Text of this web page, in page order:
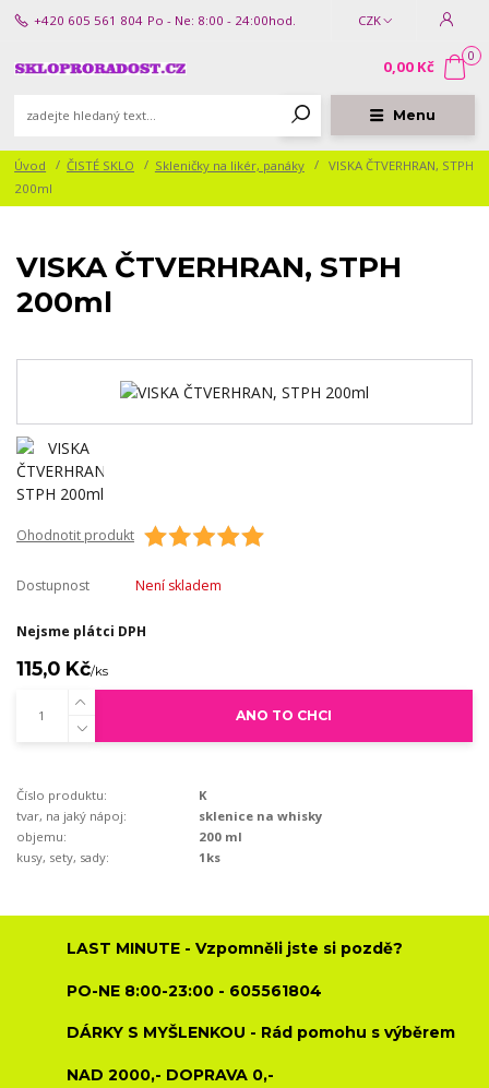
Menu
CZK
+420 605 561 804 Po - Ne: 8:00 - 24:00hod.
0
0,00 Kč
Úvod ČISTÉ SKLO Skleničky na likér, panáky
VISKA ČTVERHRAN, STPH
200ml
VISKA ČTVERHRAN, STPH
200ml
Ohodnotit produkt
Dostupnost Není skladem
Nejsme plátci DPH
115,0 Kč/ks
ANO TO CHCI
Číslo produktu:
K
tvar, na jaký nápoj:
sklenice na whisky
objemu:
200 ml
kusy, sety, sady:
1ks
LAST MINUTE - Vzpomněli jste si pozdě?
PO-NE 8:00-23:00 - 605561804
DÁRKY S MYŠLENKOU - Rád pomohu s výběrem
NAD 2000,- DOPRAVA 0,-